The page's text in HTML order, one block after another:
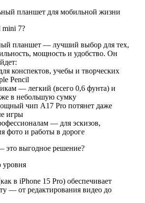
планшет для мобильной жизни
mini 7?
планшет — лучший выбор для тех,
мощность и удобство. Он
конспектов, учебы и творческих
Pencil
— легкий (всего 0,6 фунта) и
в небольшую сумку
чип A17 Pro потянет даже
игры
— для эскизов,
фото и работы в дороге
это выгодное решение?
уровня
в iPhone 15 Pro) обеспечивает
— от редактирования видео до